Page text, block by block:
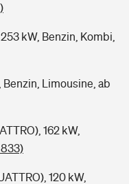
kW, Benzin, Kombi,
Benzin, Limousine, ab
162 kW,
120 kW,